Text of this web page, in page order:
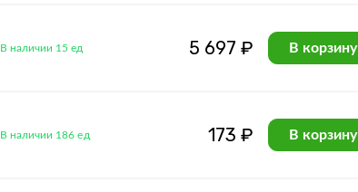
В наличии 15 ед 5 697 ₽ В корзину
В наличии 186 ед 173 ₽ В корзину